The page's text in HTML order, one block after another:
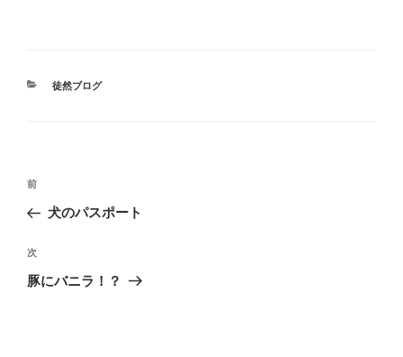
カ
徒然ブログ
投
ナ
ビ
ゲ
前
の
稿
前
犬のパスポート
次
の
次
豚にバニラ！？